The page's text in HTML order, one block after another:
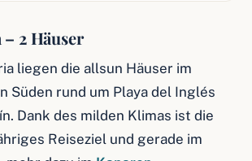
2 Häuser
liegen die allsun Häuser im
Süden rund um Playa del Inglés
Dank des milden Klimas ist die
Reiseziel und gerade im